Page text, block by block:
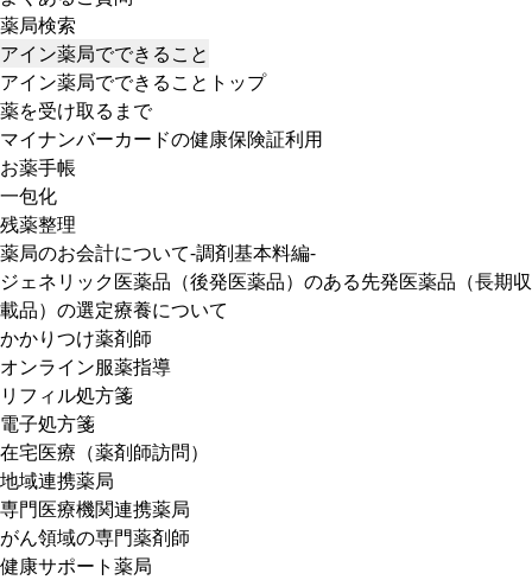
薬局検索
アイン薬局でできること
アイン薬局でできることトップ
薬を受け取るまで
マイナンバーカードの健康保険証利用
お薬手帳
一包化
残薬整理
薬局のお会計について-調剤基本料編-
ジェネリック医薬品（後発医薬品）のある先発医薬品（長期収
載品）の選定療養について
かかりつけ薬剤師
オンライン服薬指導
リフィル処方箋
電子処方箋
在宅医療（薬剤師訪問）
地域連携薬局
専門医療機関連携薬局
がん領域の専門薬剤師
健康サポート薬局